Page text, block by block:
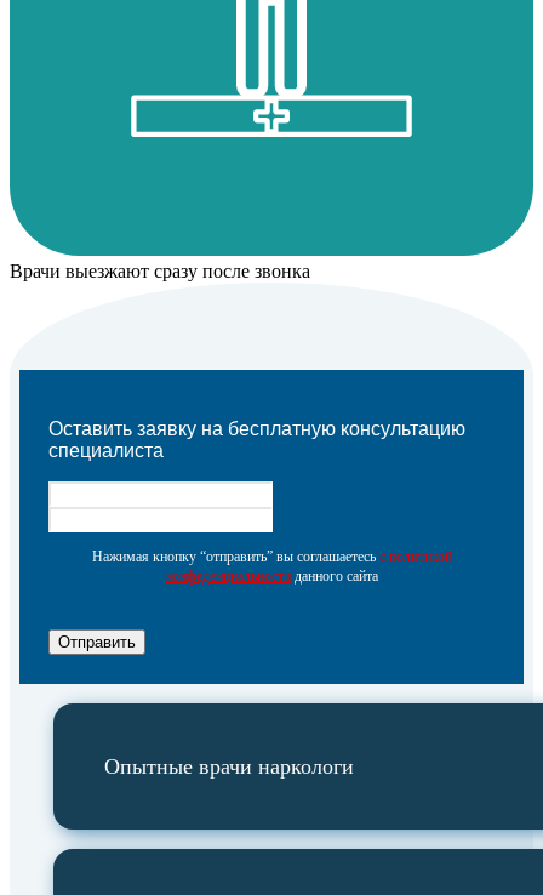
Врачи выезжают сразу после звонка
Оставить заявку на бесплатную консультацию
специалиста
Нажимая кнопку “отправить” вы соглашаетесь с политикой
конфеденциальностиданного сайта
Отправить
Опытные врачи наркологи